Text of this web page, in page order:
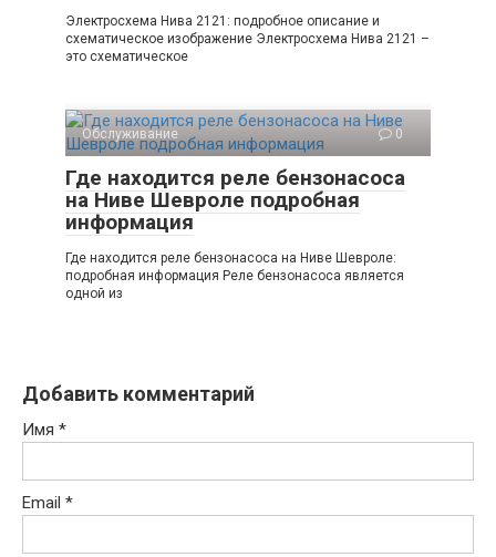
Электросхема Нива 2121: подробное описание и
схематическое изображение Электросхема Нива 2121 –
это схематическое
Обслуживание 0
Где находится реле бензонасоса
на Ниве Шевроле подробная
информация
Где находится реле бензонасоса на Ниве Шевроле:
подробная информация Реле бензонасоса является
одной из
Добавить комментарий
Имя *
Email *